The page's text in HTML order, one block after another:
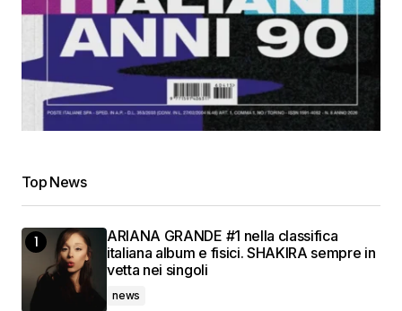
Top News
ARIANA GRANDE #1 nella classifica
italiana album e fisici. SHAKIRA sempre in
vetta nei singoli
news